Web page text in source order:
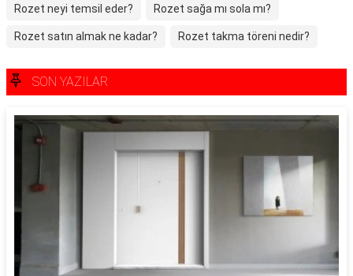
Rozet neyi temsil eder? Rozet sağa mı sola mı?
Rozet satın almak ne kadar? Rozet takma töreni nedir?
SON YAZILAR